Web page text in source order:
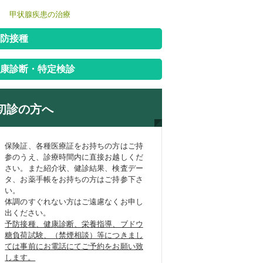
甲状腺疾患の治療
接種
診断・特定検診
診の方へ
保険証、各種医療証をお持ちの方はご持
参のうえ、診療時間内に直接お越しくだ
さい。また紹介状、健診結果、検査デー
タ、お薬手帳をお持ちの方はご持参下さ
い。
体調のすぐれない方はご遠慮なくお申し
出ください。
予防接種、健康診断、栄養指導、ブドウ
糖負荷試験、（禁煙相談）等につきまし
ては事前にお電話にてご予約をお願い致
します。